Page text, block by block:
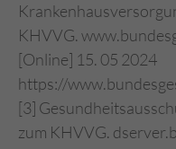
KHVVG.
[Online] 15. 05 2024
https://
[3]
zum KHVVG.